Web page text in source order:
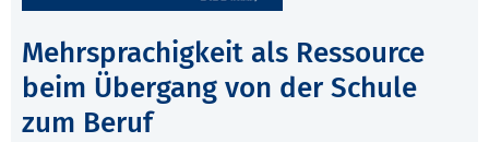
Mehrsprachigkeit als Ressource
beim Übergang von der Schule
zum Beruf